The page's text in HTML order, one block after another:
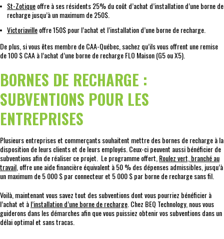
St-Zotiqueoffre à ses résidents 25% du coût d’achat d’installation d’une borne de
recharge jusqu’à un maximum de 250$.
Victoriavilleoffre 150$ pour l’achat et l’installation d’une borne de recharge.
De plus, si vous êtes membre de CAA-Québec, sachez qu’ils vous offrent une remise
de 100 $ CAA à l’achat d’une borne de recharge FLO Maison (G5 ou X5).
BORNES DE RECHARGE :
SUBVENTIONS POUR LES
ENTREPRISES
Plusieurs entreprises et commerçants souhaitent mettre des bornes de recharge à la
disposition de leurs clients et de leurs employés. Ceux-ci peuvent aussi bénéficier de
subventions afin de réaliser ce projet. Le programme offert, Roulez vert, branché au
travail , offre une aide financière équivalent à 50 % des dépenses admissibles, jusqu’à
un maximum de 5 000 $ par connecteur et 5 000 $ par borne de recharge sans fil.
Voilà, maintenant vous savez tout des subventions dont vous pourriez bénéficier à
l’achat et àl’installation d’une borne de recharge . Chez BEQ Technology, nous vous
guiderons dans les démarches afin que vous puissiez obtenir vos subventions dans un
délai optimal et sans tracas.